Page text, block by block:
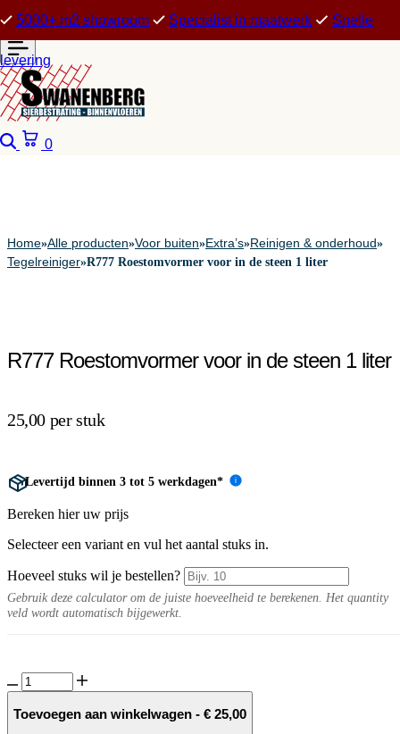
5000+ m2 showroom Specialist in maatwerk Snelle
levering
Zoeken
0
Home»Alle producten»Voor buiten»Extra’s»Reinigen & onderhoud»
Tegelreiniger»R777 Roestomvormer voor in de steen 1 liter
R777 Roestomvormer voor in de steen 1 liter
25,00 per stuk
Levertijd binnen 3 tot 5 werkdagen* i
Bereken hier uw prijs
Selecteer een variant en vul het aantal stuks in.
Hoeveel stuks wil je bestellen?
Gebruik deze calculator om de juiste hoeveelheid te berekenen. Het quantity
veld wordt automatisch bijgewerkt.
R777
Roestomvormer
voor
Toevoegen aan winkelwagen - € 25,00